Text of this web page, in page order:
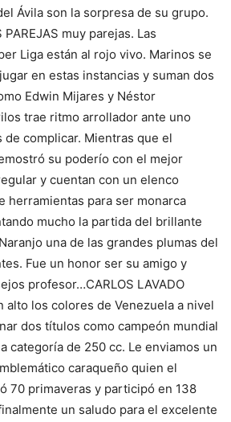
Ávila son la sorpresa de su grupo.
PAREJAS muy parejas. Las
Liga están al rojo vivo. Marinos se
en estas instancias y suman dos
Edwin Mijares y Néstor
trae ritmo arrollador ante uno
de complicar. Mientras que el
su poderío con el mejor
y cuentan con un elenco
herramientas para ser monarca
mucho la partida del brillante
una de las grandes plumas del
Fue un honor ser su amigo y
profesor…CARLOS LAVADO
alto los colores de Venezuela a nivel
dos títulos como campeón mundial
categoría de 250 cc. Le enviamos un
caraqueño quien el
70 primaveras y participó en 138
un saludo para el excelente